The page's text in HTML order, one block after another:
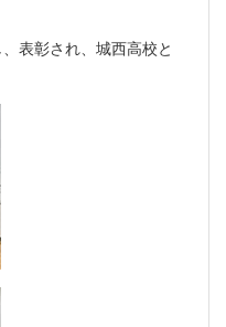
表彰され、城西高校と